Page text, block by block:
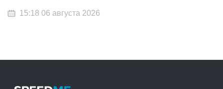
15:18 06 августа 2026